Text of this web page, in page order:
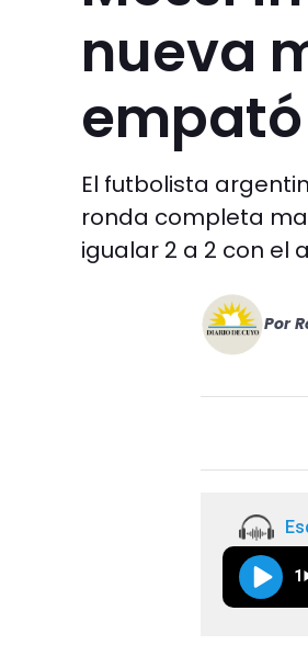
nueva
El futbolista
ronda completa
igualar 2 a 2 con el
Por
1